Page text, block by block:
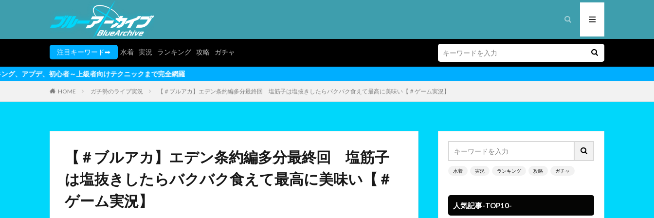
注目キーワード➡ 水着 実況 ランキング 攻略 ガチャ
上級者向けテクニックまで完全網羅
HOME ガチ勢のライブ実況 【＃ブルアカ】エデン条約編多分最終回 塩筋子は塩抜きしたらバクバク食えて最高に美味い【＃ゲーム実況】
【＃ブルアカ】エデン条約編多分最終回 塩筋子
は塩抜きしたらバクバク食えて最高に美味い【＃
ゲーム実況】
水着 実況 ランキング 攻略 ガチャ
人気記事-TOP10-